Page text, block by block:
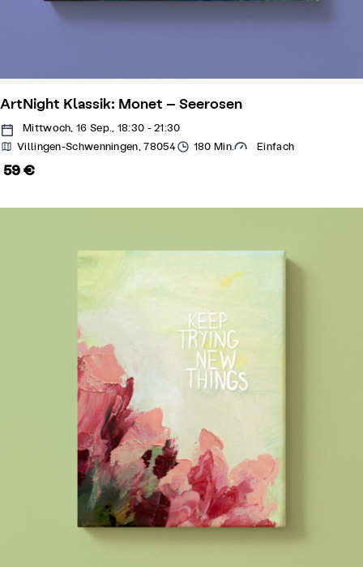
ArtNight Klassik: Monet – Seerosen
Mittwoch, 16 Sep., 18:30 - 21:30
Villingen-Schwenningen, 78054
180 Min. Einfach
59 €